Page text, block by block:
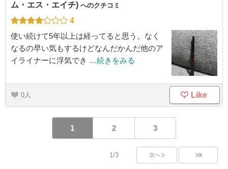
ム・エス・エイチ) へのクチコミ
4
使い続けて5年以上は経ってると思う。なく
なるの早い気もするけどなんだかんだ他のア
イライナーに浮気でき …続きをみる
0 Like
1 2 3
1/3 次へ